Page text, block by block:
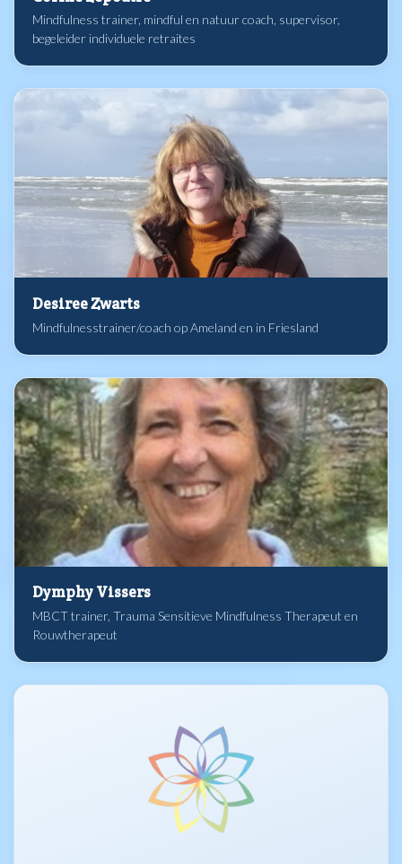
Mindfulness trainer, mindful en natuur coach, supervisor,
begeleider individuele retraites
Desiree Zwarts
Mindfulnesstrainer/coach op Ameland en in Friesland
Dymphy Vissers
MBCT trainer, Trauma Sensitieve Mindfulness Therapeut en
Rouwtherapeut